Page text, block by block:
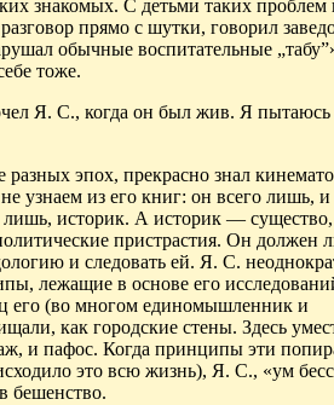
знакомых. С детьми таких проблем
прямо с шутки, говорил
обычные воспитательные
тоже.
Я. С., когда он был жив. Я пытаюсь
разных эпох, прекрасно знал
узнаем из его книг: он всего лишь, и
историк. А историк —
пристрастия. Он должен
и следовать ей. Я. С.
лежащие в основе его
его (во многом единомышленник и
как городские стены. Здесь
и пафос. Когда принципы эти
это всю жизнь), Я. С., «ум
бешенство.